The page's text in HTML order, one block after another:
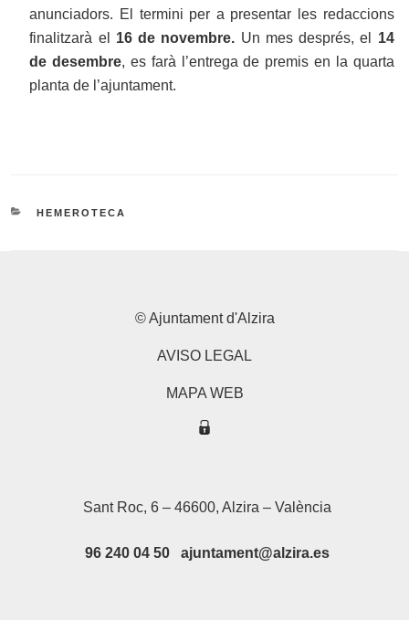
anunciadors. El termini per a presentar les redaccions
finalitzarà el 16 de novembre. Un mes després, el 14
de desembre, es farà l’entrega de premis en la quarta
planta de l’ajuntament.
CATEGORIES
HEMEROTECA
© Ajuntament d'Alzira
AVISO LEGAL
MAPA WEB
Sant Roc, 6 – 46600, Alzira – València
96 240 04 50 ajuntament@alzira.es